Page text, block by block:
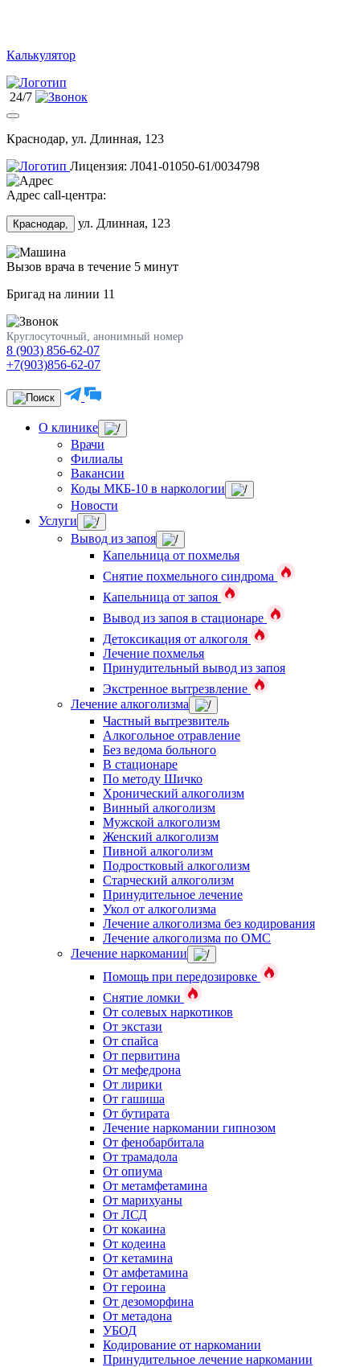
Калькулятор
24/7
Краснодар, ул. Длинная, 123
Лицензия: Л041-01050-61/0034798
Адрес call-центра:
Краснодар, ул. Длинная, 123
Вызов врача в течение 5 минут
Бригад на линии 11
Круглосуточный, анонимный номер
8 (903) 856-62-07
+7(903)856-62-07
О клинике
Врачи
Филиалы
Вакансии
Коды МКБ-10 в наркологии
Новости
Услуги
Вывод из запоя
Капельница от похмелья
Снятие похмельного синдрома
Капельница от запоя
Вывод из запоя в стационаре
Детоксикация от алкоголя
Лечение похмелья
Принудительный вывод из запоя
Экстренное вытрезвление
Лечение алкоголизма
Частный вытрезвитель
Алкогольное отравление
Без ведома больного
В стационаре
По методу Шичко
Хронический алкоголизм
Винный алкоголизм
Мужской алкоголизм
Женский алкоголизм
Пивной алкоголизм
Подростковый алкоголизм
Старческий алкоголизм
Принудительное лечение
Укол от алкоголизма
Лечение алкоголизма без кодирования
Лечение алкоголизма по ОМС
Лечение наркомании
Помощь при передозировке
Снятие ломки
От солевых наркотиков
От экстази
От спайса
От первитина
От мефедрона
От лирики
От гашиша
От бутирата
Лечение наркомании гипнозом
От фенобарбитала
От трамадола
От опиума
От метамфетамина
От марихуаны
От ЛСД
От кокаина
От кодеина
От кетамина
От амфетамина
От героина
От дезоморфина
От метадона
УБОД
Кодирование от наркомании
Принудительное лечение наркомании